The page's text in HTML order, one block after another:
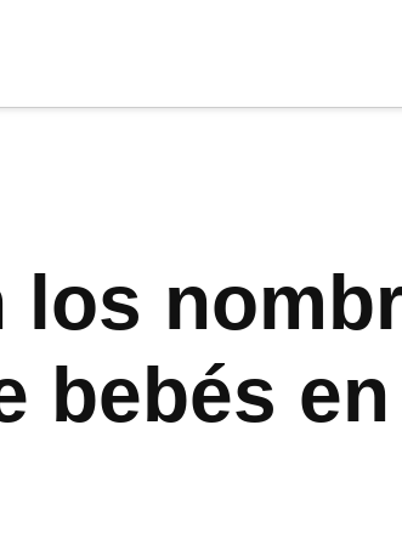
los
bebés